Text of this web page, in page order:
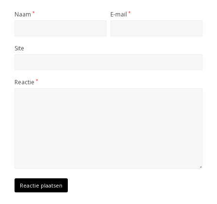
Naam * E-mail *
Site
Reactie *